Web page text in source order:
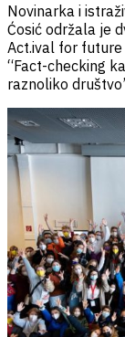
Novinarka i
Ćosić održala je
Act.ival for future
“Fact-checking
raznoliko